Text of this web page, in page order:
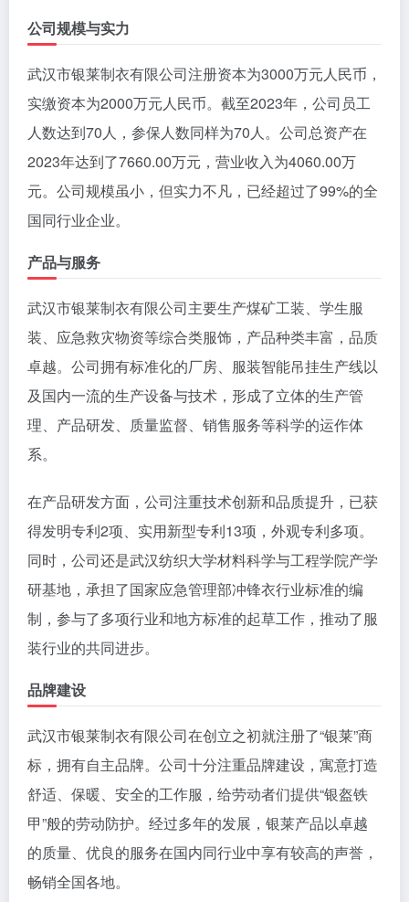
公司规模与实力
武汉市银莱制衣有限公司注册资本为3000万元人民币，
实缴资本为2000万元人民币。截至2023年，公司员工
人数达到70人，参保人数同样为70人。公司总资产在
2023年达到了7660.00万元，营业收入为4060.00万
元。公司规模虽小，但实力不凡，已经超过了99%的全
国同行业企业。
产品与服务
武汉市银莱制衣有限公司主要生产煤矿工装、学生服
装、应急救灾物资等综合类服饰，产品种类丰富，品质
卓越。公司拥有标准化的厂房、服装智能吊挂生产线以
及国内一流的生产设备与技术，形成了立体的生产管
理、产品研发、质量监督、销售服务等科学的运作体
系。
在产品研发方面，公司注重技术创新和品质提升，已获
得发明专利2项、实用新型专利13项，外观专利多项。
同时，公司还是武汉纺织大学材料科学与工程学院产学
研基地，承担了国家应急管理部冲锋衣行业标准的编
制，参与了多项行业和地方标准的起草工作，推动了服
装行业的共同进步。
品牌建设
武汉市银莱制衣有限公司在创立之初就注册了“银莱”商
标，拥有自主品牌。公司十分注重品牌建设，寓意打造
舒适、保暖、安全的工作服，给劳动者们提供“银盔铁
甲”般的劳动防护。经过多年的发展，银莱产品以卓越
的质量、优良的服务在国内同行业中享有较高的声誉，
畅销全国各地。